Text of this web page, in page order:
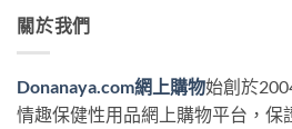
關於我們
Donanaya.com網上購物始創於
情趣保健性用品網上購物平台，保